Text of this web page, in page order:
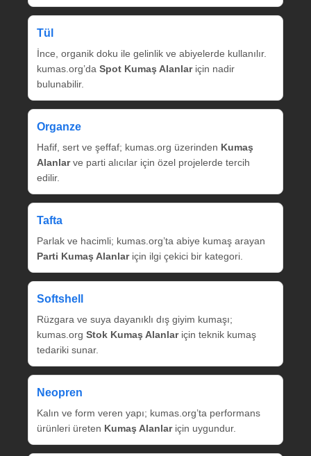
Tül
İnce, organik doku ile gelinlik ve abiyelerde kullanılır.
kumas.org’da Spot Kumaş Alanlariçin nadir
bulunabilir.
Organze
Hafif, sert ve şeffaf; kumas.org üzerinden Kumaş
Alanlarve parti alıcılar için özel projelerde tercih
edilir.
Tafta
Parlak ve hacimli; kumas.org’ta abiye kumaş arayan
Parti Kumaş Alanlariçin ilgi çekici bir kategori.
Softshell
Rüzgara ve suya dayanıklı dış giyim kumaşı;
kumas.org Stok Kumaş Alanlariçin teknik kumaş
tedariki sunar.
Neopren
Kalın ve form veren yapı; kumas.org’ta performans
ürünleri üreten Kumaş Alanlariçin uygundur.